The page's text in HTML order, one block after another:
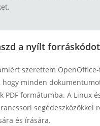
a nyílt
szerettem
hogy minden
PDF formátumba. A Linux
segédeszközökkel
és írására.